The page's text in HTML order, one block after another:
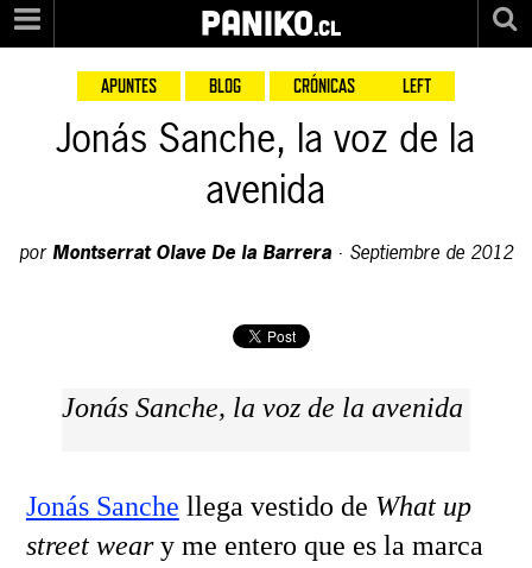
PANIKO.cl
APUNTES BLOG CRÓNICAS LEFT
Jonás Sanche, la voz de la
avenida
por Montserrat Olave De la Barrera· Septiembre de 2012
Jonás Sanche, la voz de la avenida
Jonás Sanche llega vestido de What up
street weary me entero que es la marca